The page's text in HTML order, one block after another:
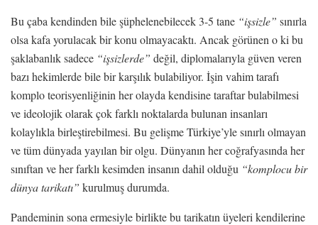
Bu çaba kendinden bile şüphelenebilecek 3-5 tane “işsizle” sınırla
olsa kafa yorulacak bir konu olmayacaktı. Ancak görünen o ki bu
şaklabanlık sadece “işsizlerde” değil, diplomalarıyla güven veren
bazı hekimlerde bile bir karşılık bulabiliyor. İşin vahim tarafı
komplo teorisyenliğinin her olayda kendisine taraftar bulabilmesi
ve ideolojik olarak çok farklı noktalarda bulunan insanları
kolaylıkla birleştirebilmesi. Bu gelişme Türkiye’yle sınırlı olmayan
ve tüm dünyada yayılan bir olgu. Dünyanın her coğrafyasında her
sınıftan ve her farklı kesimden insanın dahil olduğu “komplocu bir
dünya tarikatı” kurulmuş durumda.
Pandeminin sona ermesiyle birlikte bu tarikatın üyeleri kendilerine